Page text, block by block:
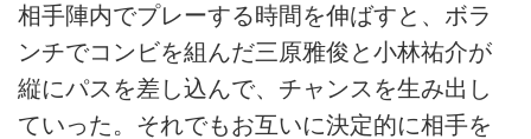
相手陣内でプレーする時間を伸ばすと、ボラ
ンチでコンビを組んだ三原雅俊と小林祐介が
縦にパスを差し込んで、チャンスを生み出し
ていった。それでもお互いに決定的に相手を